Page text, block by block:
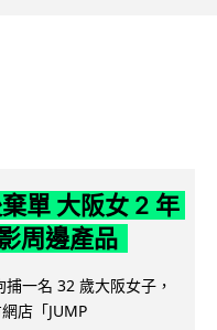
單 大阪女 2 年
周邊產品
一名 32 歲大阪女子，
店「JUMP